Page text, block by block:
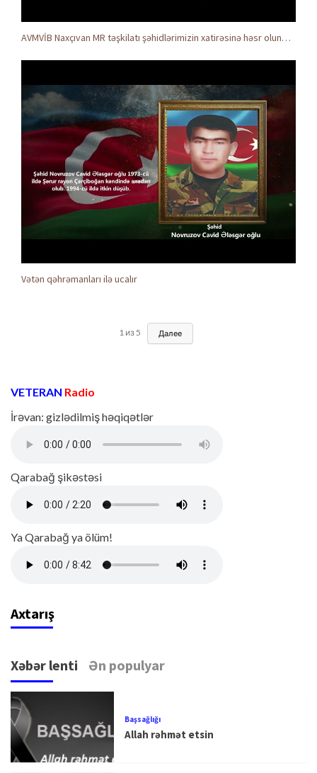
AVMVİB Naxçıvan MR təşkilatı şəhidlərimizin xatirəsinə həsr olunmuş tədbir keçirdi
Vətən qəhrəmanları ilə ucalır
1 из5 Далее
VETERAN Radio
İrəvan: gizlədilmiş həqiqətlər
Qarabağ şikəstəsi
Ya Qarabağ ya ölüm!
Axtarış
Xəbər lenti Ən populyar
Başsağlığı
Allah rəhmət etsin